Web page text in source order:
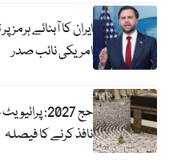
ایران کا آبنائے
امریکی نائب صدر
حج 2027:
نافذ کرنے کا فیصلہ